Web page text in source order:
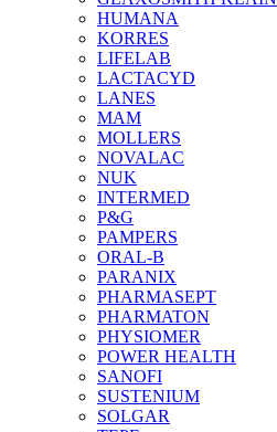
HUMANA
KORRES
LIFELAB
LACTACYD
LANES
MAM
MOLLERS
NOVALAC
NUK
INTERMED
P&G
PAMPERS
ORAL-B
PARANIX
PHARMASEPT
PHARMATON
PHYSIOMER
POWER HEALTH
SANOFI
SUSTENIUM
SOLGAR